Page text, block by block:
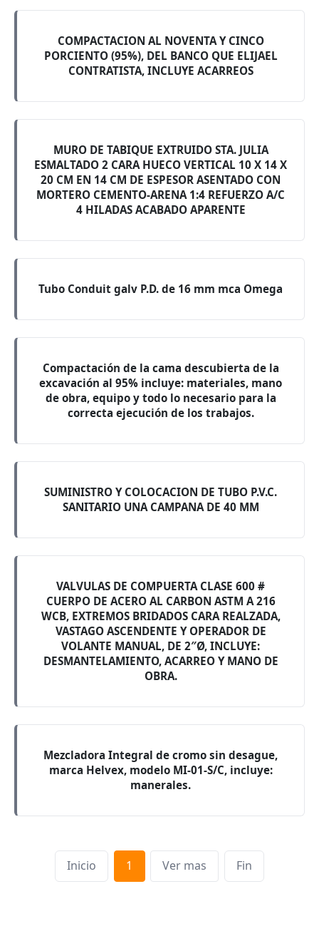
COMPACTACION AL NOVENTA Y CINCO
PORCIENTO (95%), DEL BANCO QUE ELIJAEL
CONTRATISTA, INCLUYE ACARREOS
MURO DE TABIQUE EXTRUIDO STA. JULIA
ESMALTADO 2 CARA HUECO VERTICAL 10 X 14 X
20 CM EN 14 CM DE ESPESOR ASENTADO CON
MORTERO CEMENTO-ARENA 1:4 REFUERZO A/C
4 HILADAS ACABADO APARENTE
Tubo Conduit galv P.D. de 16 mm mca Omega
Compactación de la cama descubierta de la
excavación al 95% incluye: materiales, mano
de obra, equipo y todo lo necesario para la
correcta ejecución de los trabajos.
SUMINISTRO Y COLOCACION DE TUBO P.V.C.
SANITARIO UNA CAMPANA DE 40 MM
VALVULAS DE COMPUERTA CLASE 600 #
CUERPO DE ACERO AL CARBON ASTM A 216
WCB, EXTREMOS BRIDADOS CARA REALZADA,
VASTAGO ASCENDENTE Y OPERADOR DE
VOLANTE MANUAL, DE 2″Ø, INCLUYE:
DESMANTELAMIENTO, ACARREO Y MANO DE
OBRA.
Mezcladora Integral de cromo sin desague,
marca Helvex, modelo MI-01-S/C, incluye:
manerales.
Inicio 1 Ver mas Fin